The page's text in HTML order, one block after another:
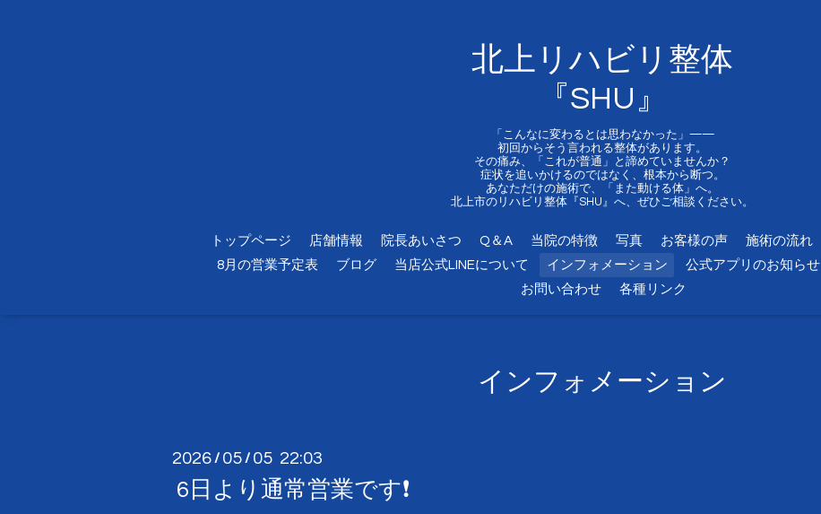
北上リハビリ整体
『SHU』
「こんなに変わるとは思わなかった」——
初回からそう言われる整体があります。
その痛み、「これが普通」と諦めていませんか？
症状を追いかけるのではなく、根本から断つ。
あなただけの施術で、「また動ける体」へ。
北上市のリハビリ整体『SHU』へ、ぜひご相談ください。
トップページ 店舗情報 院長あいさつ Q＆A 当院の特徴 写真 お客様の声 施術の流れ
8月の営業予定表
ブログ 当店公式LINEについて インフォメーション 公式アプリのお知らせ
お問い合わせ
各種リンク
インフォメーション
2026 / 05 / 05 22:03
6日より通常営業です❗